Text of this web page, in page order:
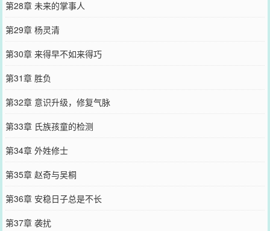
第28章 未来的掌事人
第29章 杨灵清
第30章 来得早不如来得巧
第31章 胜负
第32章 意识升级，修复气脉
第33章 氏族孩童的检测
第34章 外姓修士
第35章 赵奇与吴桐
第36章 安稳日子总是不长
第37章 袭扰